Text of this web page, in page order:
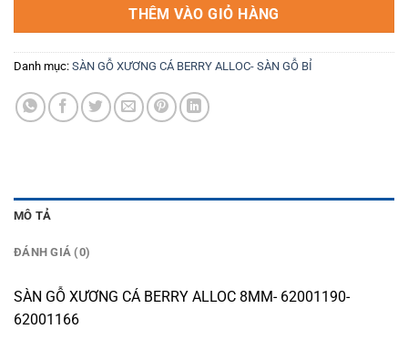
THÊM VÀO GIỎ HÀNG
Danh mục: SÀN GỖ XƯƠNG CÁ BERRY ALLOC- SÀN GỖ BỈ
MÔ TẢ
ĐÁNH GIÁ (0)
SÀN GỖ XƯƠNG CÁ BERRY ALLOC 8MM- 62001190-
62001166